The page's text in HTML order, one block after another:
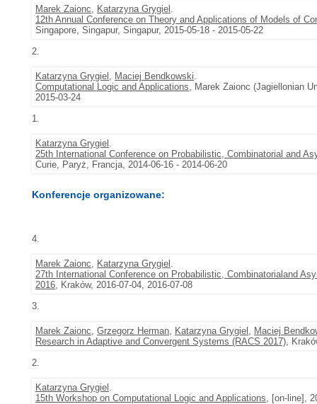
Marek Zaionc, Katarzyna Grygiel .
12th Annual Conference on Theory and Applications of Models of
Singapore, Singapur, Singapur, 2015-05-18 - 2015-05-22
2.
Katarzyna Grygiel , Maciej Bendkowski.
Computational Logic and Applications, Marek Zaionc (Jagiellonian
2015-03-24
1.
Katarzyna Grygiel .
25th International Conference on Probabilistic, Combinatorial and
Curie, Paryż, Francja, 2014-06-16 - 2014-06-20
Konferencje organizowane:
4.
Marek Zaionc, Katarzyna Grygiel .
27th International Conference on Probabilistic, Combinatorialand
2016, Kraków, 2016-07-04, 2016-07-08
3.
Marek Zaionc, Grzegorz Herman, Katarzyna Grygiel , Maciej
Research in Adaptive and Convergent Systems (RACS 2017),
2.
Katarzyna Grygiel .
15th Workshop on Computational Logic and Applications, [on-line],